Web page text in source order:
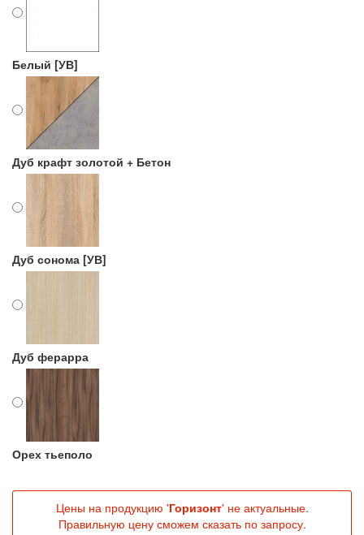
Белый [УВ]
Дуб крафт золотой + Бетон
Дуб сонома [УВ]
Дуб ферарра
Орех тьеполо
Цены на продукцию 'Горизонт' не актуальные.
Правильную цену сможем сказать по запросу.